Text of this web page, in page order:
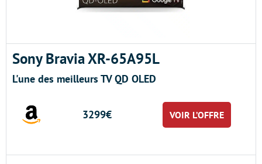
Sony Bravia XR-65A95L
L'une des meilleurs TV QD OLED
3299€ VOIR L’OFFRE